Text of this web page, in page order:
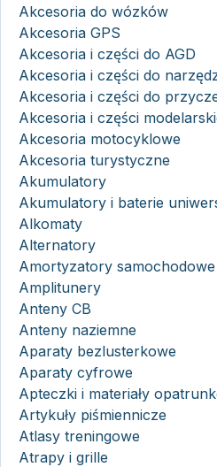
Akcesoria do wózków
Akcesoria GPS
Akcesoria i części do AGD
Akcesoria i części do
Akcesoria i części do
Akcesoria i części
Akcesoria motocyklowe
Akcesoria turystyczne
Akumulatory
Akumulatory i baterie
Alkomaty
Alternatory
Amortyzatory samochodowe
Amplitunery
Anteny CB
Anteny naziemne
Aparaty bezlusterkowe
Aparaty cyfrowe
Apteczki i materiały
Artykuły piśmiennicze
Atlasy treningowe
Atrapy i grille